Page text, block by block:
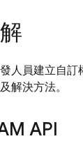
人員建立自訂
解決方法。
API